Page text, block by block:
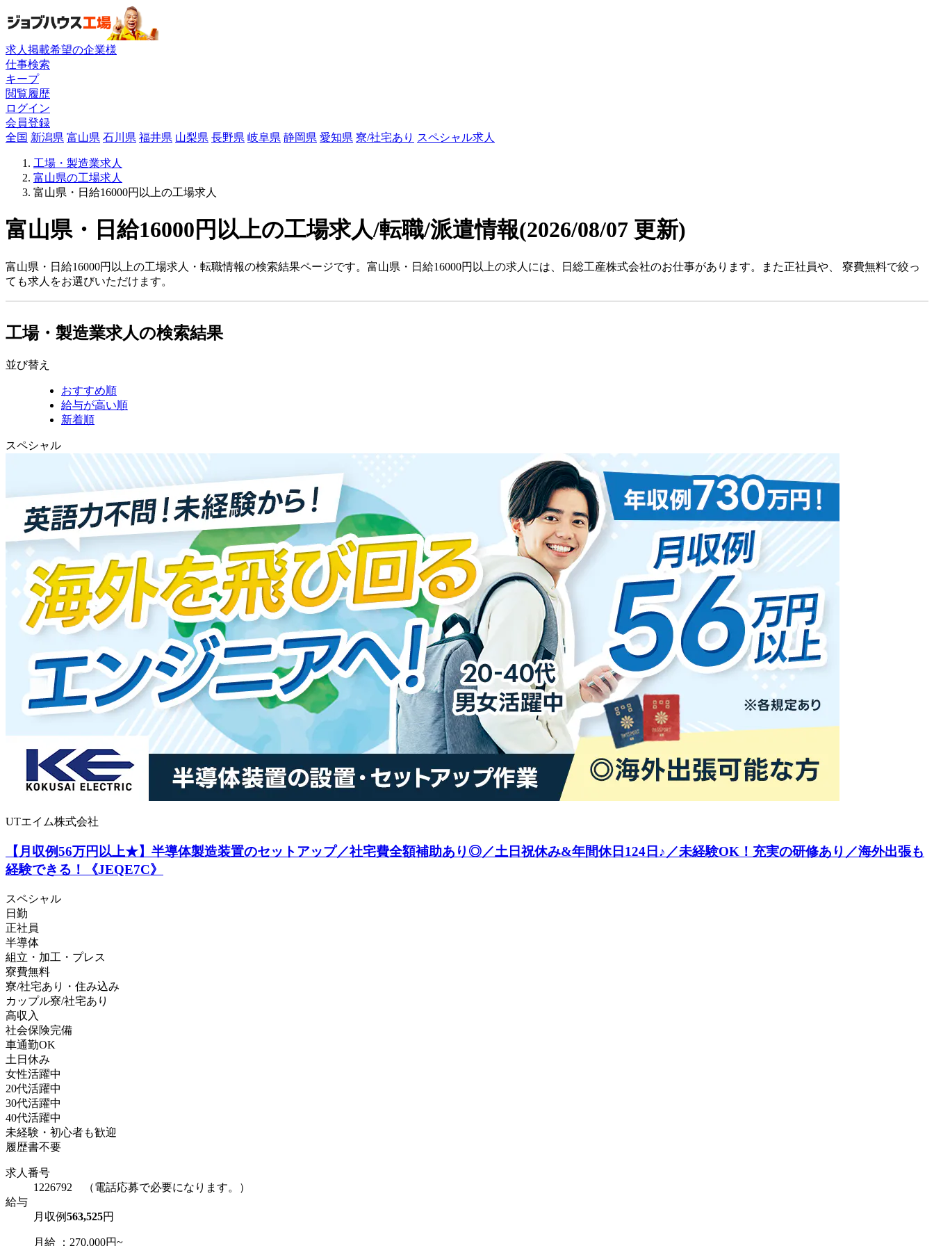
求人掲載希望の企業様
仕事検索
キープ
閲覧履歴
ログイン
会員登録
全国 新潟県 富山県 石川県 福井県 山梨県 長野県 岐阜県 静岡県 愛知県 寮/社宅あり スペシャル求人
工場・製造業求人
富山県の工場求人
富山県・日給16000円以上の工場求人
富山県・日給16000円以上の工場求人/転職/派遣情報(2026/08/07 更新)
富山県・日給16000円以上の工場求人・転職情報の検索結果ページです。富山県・日給16000円以上の求人には、日総工産株式会社のお仕事があります。また正社員や、 寮費無料で絞っ
ても求人をお選びいただけます。
工場・製造業求人の検索結果
並び替え
おすすめ順
給与が高い順
新着順
スペシャル
UTエイム株式会社
【月収例56万円以上★】半導体製造装置のセットアップ／社宅費全額補助あり◎／土日祝休み&年間休日124日♪／未経験OK！充実の研修あり／海外出張も
経験できる！《JEQE7C》
スペシャル
日勤
正社員
半導体
組立・加工・プレス
寮費無料
寮/社宅あり・住み込み
カップル寮/社宅あり
高収入
社会保険完備
車通勤OK
土日休み
女性活躍中
20代活躍中
30代活躍中
40代活躍中
未経験・初心者も歓迎
履歴書不要
求人番号
1226792 （電話応募で必要になります。）
給与
月収例563,525円
月給 ：270,000円~